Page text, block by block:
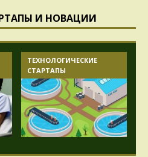
И НОВАЦИИ
ТЕХНОЛОГИЧЕСКИЕ
СТАРТАПЫ